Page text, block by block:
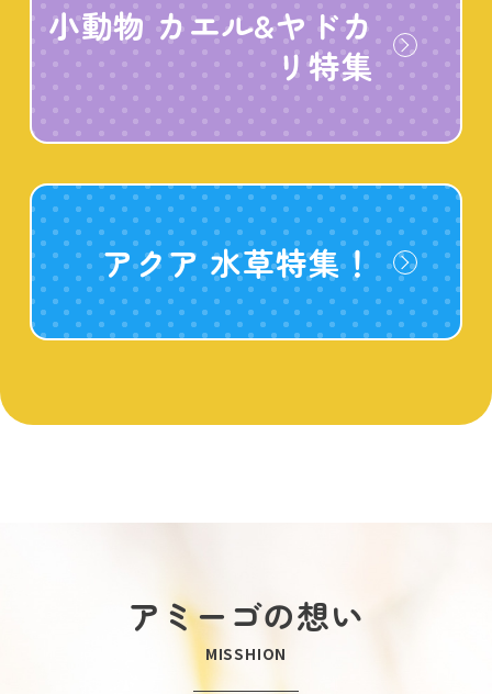
小動物 カエル&ヤドカ
リ特集
アクア 水草特集！
アミーゴの想い
MISSHION